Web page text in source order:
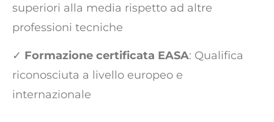
superiori alla media rispetto ad altre
professioni tecniche
✓ Formazione certificata EASA: Qualifica
riconosciuta a livello europeo e
internazionale